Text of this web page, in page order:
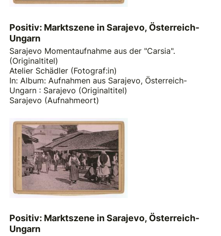
Positiv: Marktszene in Sarajevo, Österreich-
Ungarn
Sarajevo Momentaufnahme aus der "Carsia".
(Originaltitel)
Atelier Schädler (Fotograf:in)
In: Album: Aufnahmen aus Sarajevo, Österreich-
Ungarn : Sarajevo (Originaltitel)
Sarajevo (Aufnahmeort)
Positiv: Marktszene in Sarajevo, Österreich-
Ungarn